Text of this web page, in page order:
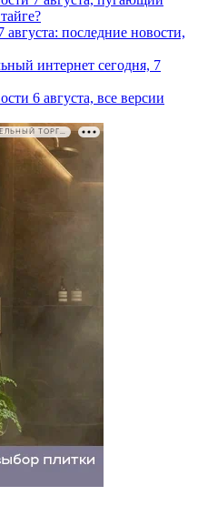
последние новости,
интернет сегодня, 7
6 августа, все версии
РЕКЛАМА • ООО СТРОИТЕЛЬНЫЙ ТОРГОВЫЙ ДОМ «ПЕТРОВИЧ». ИНН: 7802348846